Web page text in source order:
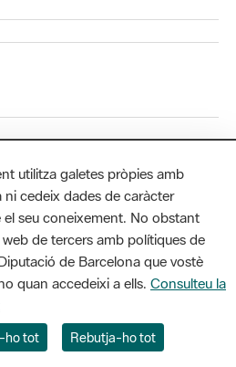
Llacuna, 1a planta. Badajoz, 49. 08005
xarxaparcs@diba.cat
utilitza galetes pròpies amb
cedeix dades de caràcter
el seu coneixement. No obstant
de tercers amb polítiques de
de Barcelona que vostè
quan accedeixi a ells. Consulteu la
ho tot Rebutja-ho tot